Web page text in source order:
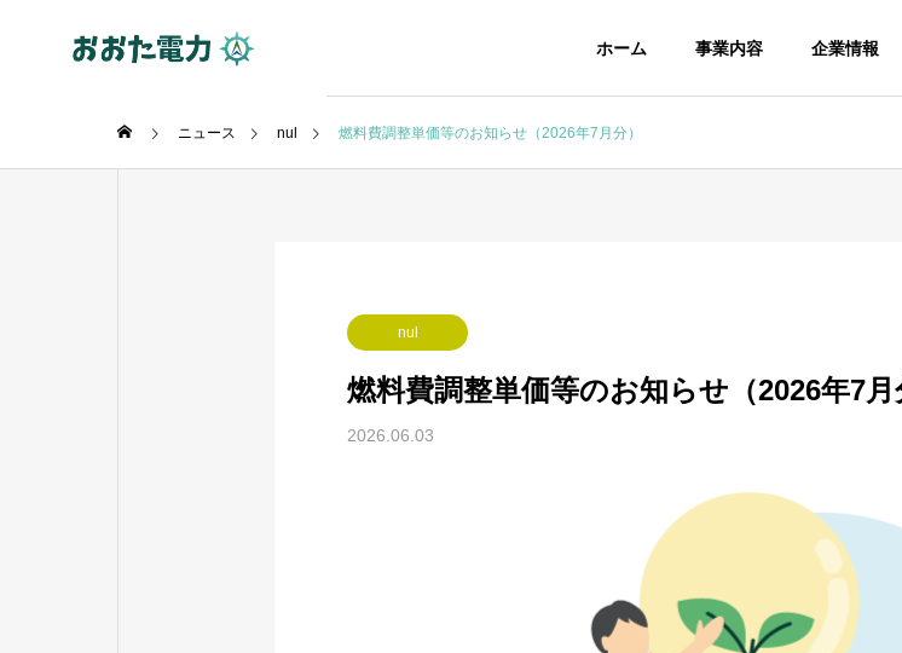
ホーム 事業内容 企業情報
ニュース nul 燃料費調整単価等のお知らせ（2026年7月分）
nul
燃料費調整単価等のお知らせ（2026年7月
2026.06.03